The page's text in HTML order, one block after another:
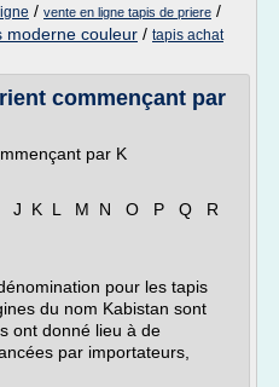
/ vente en ligne tapis de priere /
moderne couleur / tapis achat
commençant par
par K
K L M N O P Q R
pour les tapis
du nom Kabistan sont
ont donné lieu à de
par importateurs,